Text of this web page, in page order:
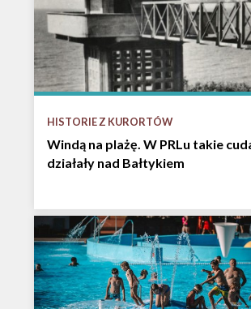
HISTORIE Z KURORTÓW
Windą na plażę. W PRLu takie
działały nad Bałtykiem